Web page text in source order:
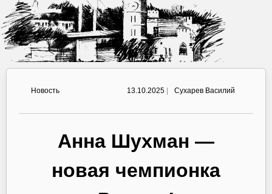
Новость 13.10.2025 Сухарев Василий
Анна Шухман —
новая чемпионка